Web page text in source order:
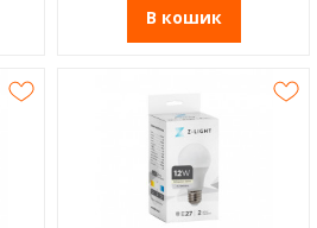
В кошик